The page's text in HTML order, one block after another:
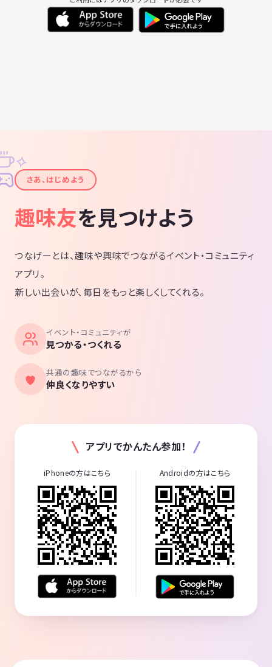
✦
✧
さあ、はじめよう
趣味友を見つけよう
つなげーとは、趣味や興味でつながるイベント・コミュニティ
アプリ。
新しい出会いが、毎日をもっと楽しくしてくれる。
イベント・コミュニティが
見つかる・つくれる
共通の趣味でつながるから
仲良くなりやすい
アプリでかんたん参加！
iPhoneの方はこちら Androidの方はこちら